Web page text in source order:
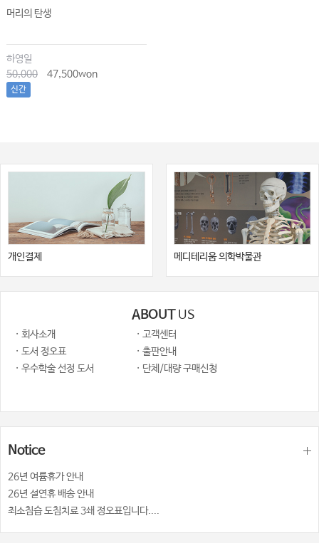
머리의 탄생
하영일
50,000
47,500won
신간
개인결제 메디테리움 의학박물관
ABOUT US
· 회사소개
· 고객센터
· 도서 정오표
· 출판안내
· 우수학술 선정 도서
· 단체/대량 구매신청
Notice
26년 여륨휴가 안내
26년 설연휴 배송 안내
최소침습 도침치료 3쇄 정오표입니다....